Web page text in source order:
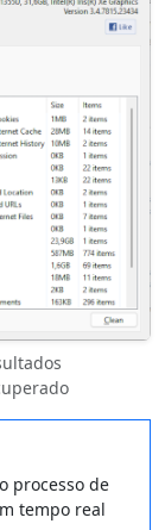
processo de
tempo real